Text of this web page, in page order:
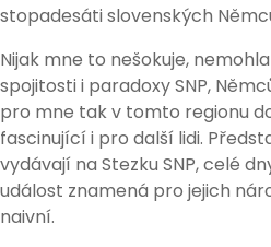
stopadesáti slovenských
Nijak mne to nešokuje,
spojitosti i paradoxy SNP,
pro mne tak v tomto regionu
fascinující i pro další lidi.
vydávají na Stezku SNP, celé
událost znamená pro jejich
naivní.